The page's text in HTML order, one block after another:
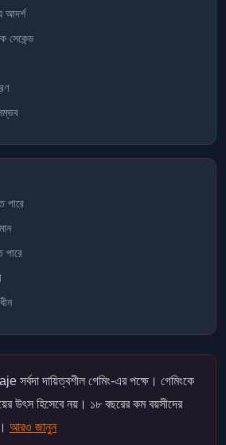
আদর্শ
সেকেন্ড
পারে
পারে
সর্বদা দায়িত্বশীল গেমিং-এর পক্ষে। গেমিংকে
উৎস হিসেবে নয়। ১৮ বছরের কম বয়সীদের
আরও জানুন